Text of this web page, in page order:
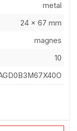
metal
24 x 67 mm
magnes
10